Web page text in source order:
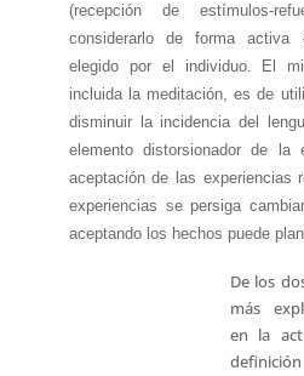
(recepción de estímulos-
considerarlo de forma activa
elegido por el individuo. El
incluida la meditación, es de
disminuir la incidencia del
elemento distorsionador de la
aceptación de las experiencias
experiencias se persiga
aceptando los hechos puede
De los
más
en la